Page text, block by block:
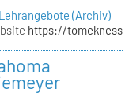
(Archiv)
https://